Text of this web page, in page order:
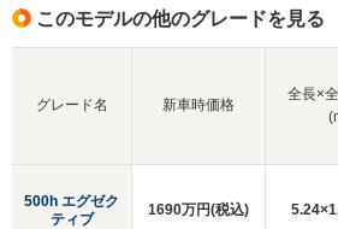
このモデルの他のグレードを見る
グレード名
500h エグゼク
ティブ
新車時価格
全長×
1690万円(税込)